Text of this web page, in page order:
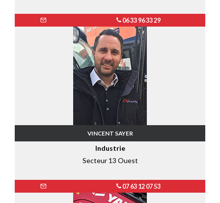
06 33 96 33 29
VINCENT SAYER
Industrie
Secteur 13 Ouest
07 63 12 07 53